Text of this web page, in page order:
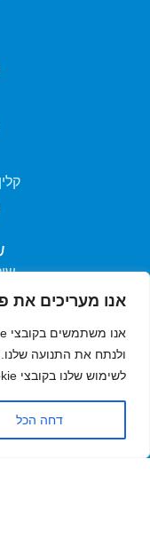
אנו מעריכים את
ולנתח את התנועה
לשימוש שלנו בקובצי Cookie.
דחה הכל